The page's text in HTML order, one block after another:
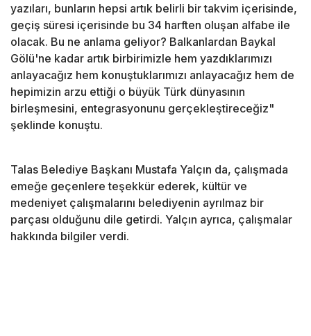
yazıları, bunların hepsi artık belirli bir takvim içerisinde,
geçiş süresi içerisinde bu 34 harften oluşan alfabe ile
olacak. Bu ne anlama geliyor? Balkanlardan Baykal
Gölü'ne kadar artık birbirimizle hem yazdıklarımızı
anlayacağız hem konuştuklarımızı anlayacağız hem de
hepimizin arzu ettiği o büyük Türk dünyasının
birleşmesini, entegrasyonunu gerçekleştireceğiz"
şeklinde konuştu.
Talas Belediye Başkanı Mustafa Yalçın da, çalışmada
emeğe geçenlere teşekkür ederek, kültür ve
medeniyet çalışmalarını belediyenin ayrılmaz bir
parçası olduğunu dile getirdi. Yalçın ayrıca, çalışmalar
hakkında bilgiler verdi.